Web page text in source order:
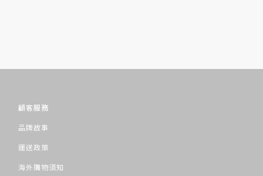
顧客服務
品牌故事
運送政策
海外購物須知